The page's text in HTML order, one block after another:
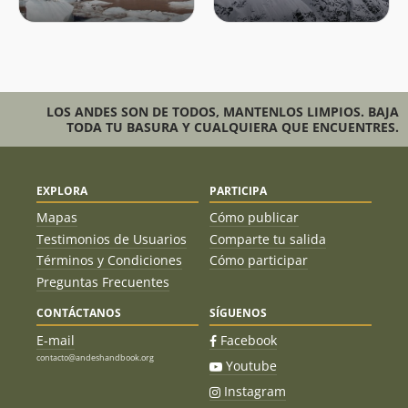
LOS ANDES SON DE TODOS, MANTENLOS LIMPIOS. BAJA
TODA TU BASURA Y CUALQUIERA QUE ENCUENTRES.
EXPLORA
Mapas
Testimonios de Usuarios
Términos y Condiciones
Preguntas Frecuentes
PARTICIPA
Cómo publicar
Comparte tu salida
Cómo participar
CONTÁCTANOS
E-mail
contacto@andeshandbook.org
SÍGUENOS
Facebook
Youtube
Instagram